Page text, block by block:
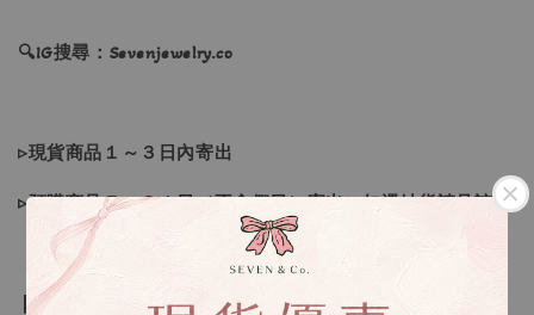
🔍IG搜尋：Sevenjewelry.co
▹現貨商品１～３日內寄出
▹預購商品７～２１日（不含假日）寄出，如遇缺貨請見諒！
❙ 本賣場不接受下標後要求取消訂單（下標前請三思與看清